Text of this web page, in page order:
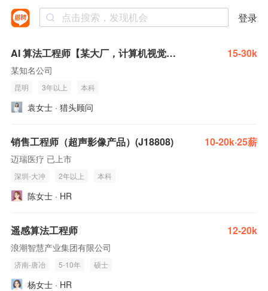
登录
AI 算法工程师【某大厂，计算机视觉/视频图像识别/.遥感影像/图像处理等】 15-30k
某知名公司
昆明 3年以上 本科
袁女士 · 猎头顾问
销售工程师（超声影像产品）(J18808) 10-20k·25薪
迈瑞医疗 已上市
深圳-大冲 2年以上 本科
陈女士 · HR
遥感算法工程师 12-20k
浪潮智慧产业集团有限公司
济南-唐冶 5-10年 硕士
杨女士 · HR